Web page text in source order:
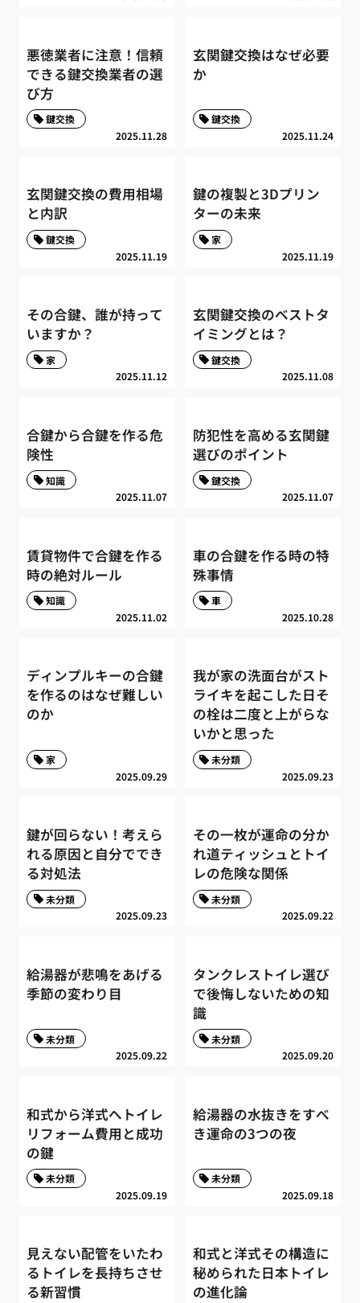
悪徳業者に注意！信頼
できる鍵交換業者の選
び方
2025.11.28
鍵交換
玄関鍵交換はなぜ必要
か
2025.11.24
鍵交換
玄関鍵交換の費用相場
と内訳
2025.11.19
鍵交換
鍵の複製と3Dプリン
ターの未来
2025.11.19
家
その合鍵、誰が持って
いますか？
2025.11.12
家
玄関鍵交換のベストタ
イミングとは？
2025.11.08
鍵交換
合鍵から合鍵を作る危
険性
2025.11.07
知識
防犯性を高める玄関鍵
選びのポイント
2025.11.07
鍵交換
賃貸物件で合鍵を作る
時の絶対ルール
2025.11.02
知識
車の合鍵を作る時の特
殊事情
2025.10.28
車
ディンプルキーの合鍵
を作るのはなぜ難しい
のか
2025.09.29
家
我が家の洗面台がスト
ライキを起こした日そ
の栓は二度と上がらな
いかと思った
2025.09.23
未分類
鍵が回らない！考えら
れる原因と自分ででき
る対処法
2025.09.23
未分類
その一枚が運命の分か
れ道ティッシュとトイ
レの危険な関係
2025.09.22
未分類
給湯器が悲鳴をあげる
季節の変わり目
2025.09.22
未分類
タンクレストイレ選び
で後悔しないための知
識
2025.09.20
未分類
和式から洋式へトイレ
リフォーム費用と成功
の鍵
2025.09.19
未分類
給湯器の水抜きをすべ
き運命の3つの夜
2025.09.18
未分類
見えない配管をいたわ
るトイレを長持ちさせ
る新習慣
和式と洋式その構造に
秘められた日本トイレ
の進化論